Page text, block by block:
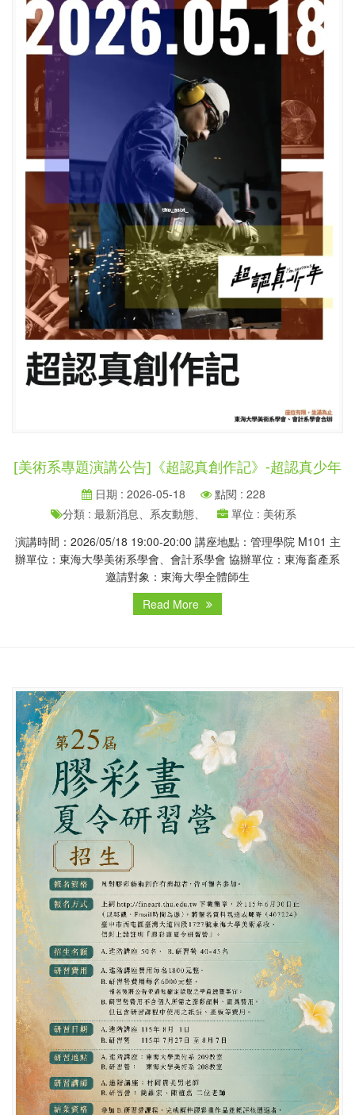
[美術系專題演講公告]《超認真創作記》-超認真少年
日期 : 2026-05-18
點閱 : 228
分類 : 最新消息、系友動態、
單位 : 美術系
演講時間：2026/05/18 19:00-20:00 講座地點：管理學院 M101 主
辦單位：東海大學美術系學會、會計系學會 協辦單位：東海畜產系
邀請對象：東海大學全體師生
Read More